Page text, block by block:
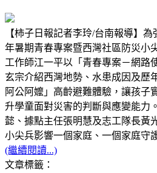
【柿子日報記者李玲/台南報導】
年暑期青春專案暨西灣社區防災小
工作師江一平以「青春專案－網路
玄宗介紹西灣地勢、水患成因及歷
阿公阿嬤」高齡避難體驗，讓孩子
升學童面對災害的判斷與應變能力
懿、據點主任張明慧及志工隊長黃
小尖兵影響一個家庭、一個家庭守
(繼續閱讀...)
文章標籤：